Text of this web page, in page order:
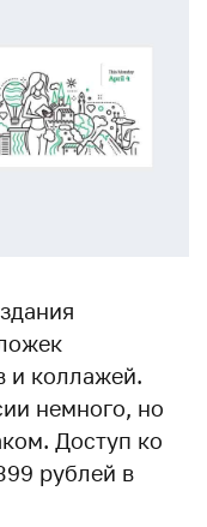
и коллажей.
немного, но
Доступ ко
рублей в